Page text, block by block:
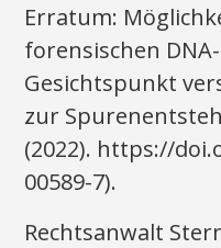
Erratum:
forensischen
Gesichtspunkt
zur
(2022). https://
00589-7).
Rechtsanwalt